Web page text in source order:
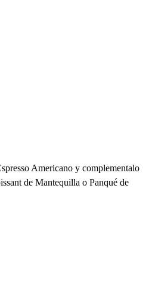
Americano y complementalo
de Mantequilla o Panqué de